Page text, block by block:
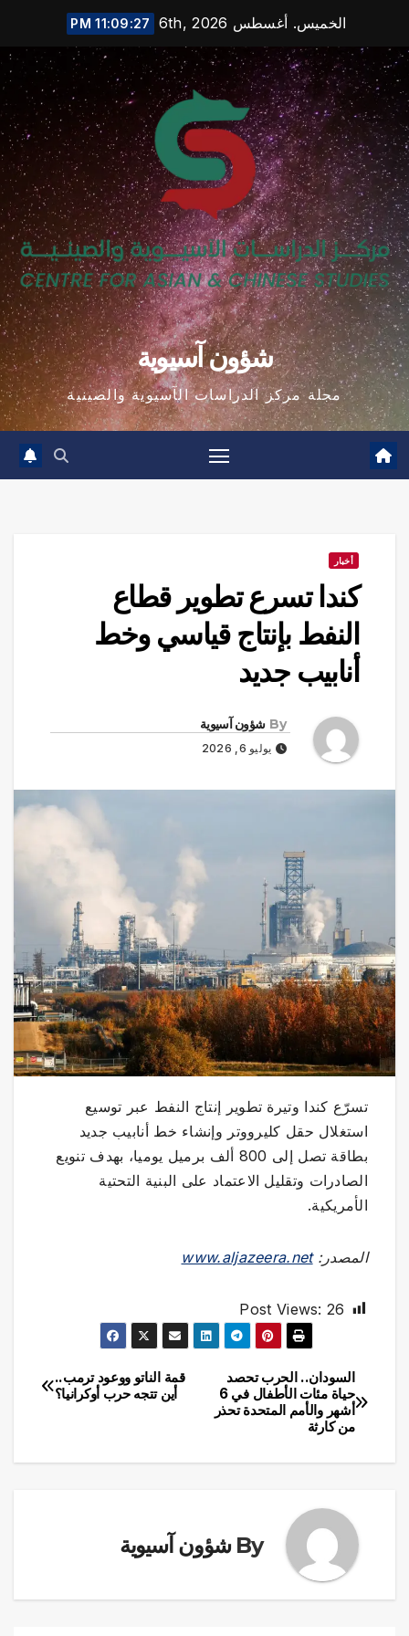
content
الخميس. أغسطس 6th, 2026 11:09:28 PM
شؤون آسيوية
مجلة مركز الدراسات الآسيوية والصينية
أخبار
كندا تسرع تطوير قطاع
النفط بإنتاج قياسي وخط
أنابيب جديد
By شؤون آسيوية
يوليو 6, 2026
تسرّع كندا وتيرة تطوير إنتاج النفط عبر توسيع
استغلال حقل كليرووتر وإنشاء خط أنابيب جديد
بطاقة تصل إلى 800 ألف برميل يوميا، بهدف تنويع
الصادرات وتقليل الاعتماد على البنية التحتية
الأمريكية.
المصدر:www.aljazeera.net
Post Views: 26
تصفّح
المقالات
قمة الناتو ووعود ترمب..
أين تتجه حرب أوكرانيا؟
السودان.. الحرب تحصد
حياة مئات الأطفال في 6
أشهر والأمم المتحدة تحذر
من كارثة
By شؤون آسيوية